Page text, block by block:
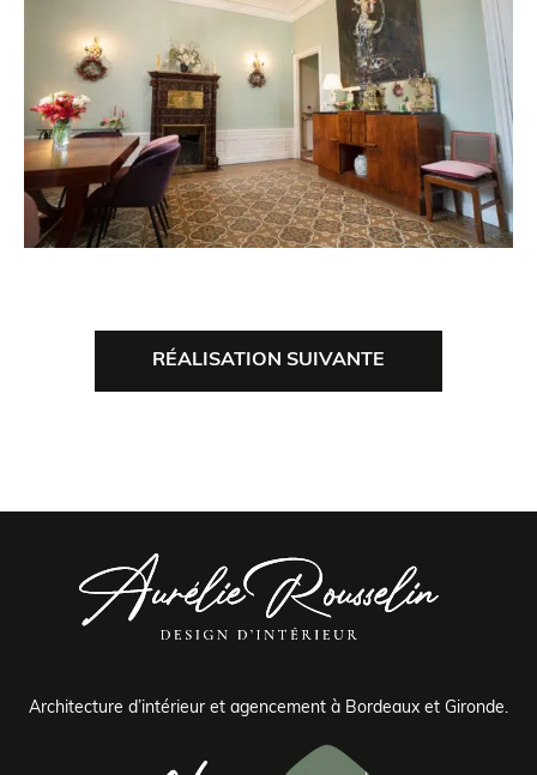
RÉALISATION SUIVANTE
Architecture d’intérieur et agencement à Bordeaux et Gironde.